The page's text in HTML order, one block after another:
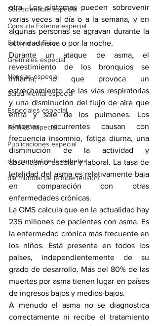
Coleccionable especial
Consulta Externa especial
Editorial especial
Gremiales especial
Noticias especial
Salud Mental especial
Especiales especial
Perfiles especial
Publicaciones especial
dia mundial de la diabetes
dia mundial de la hipertension
otra. Los síntomas pueden sobrevenir
varias veces al día o a la semana, y en
algunas personas se agravan durante la
actividad física o por la noche.
Durante un ataque de asma, el
revestimiento de los bronquios se
inflama, lo que provoca un
estrechamiento de las vías respiratorias
y una disminución del flujo de aire que
entra y sale de los pulmones. Los
síntomas recurrentes causan con
frecuencia insomnio, fatiga diurna, una
disminución de la actividad y
absentismo escolar y laboral. La tasa de
letalidad del asma es relativamente baja
en comparación con otras
enfermedades crónicas.
La OMS calcula que en la actualidad hay
235 millones de pacientes con asma. Es
la enfermedad crónica más frecuente en
los niños. Está presente en todos los
países, independientemente de su
grado de desarrollo. Más del 80% de las
muertes por asma tienen lugar en países
de ingresos bajos y medios-bajos.
A menudo el asma no se diagnostica
correctamente ni recibe el tratamiento